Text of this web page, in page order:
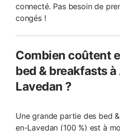
connecté. Pas besoin de
congés !
Combien coûtent
bed & breakfasts
Lavedan ?
Une grande partie des bed
en-Lavedan (100 %) est à